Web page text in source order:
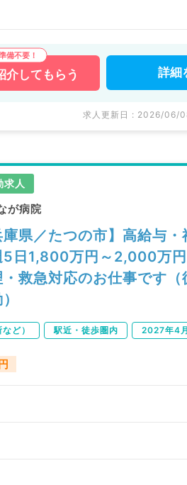
介してもらう 詳細
求人更新日 : 2026/06/
求人
が病院
庫県／たつの市】高給与
日1,800万円～2,000万
救急対応のお仕事です（
ど） 駅近・徒歩圏内 2027年4